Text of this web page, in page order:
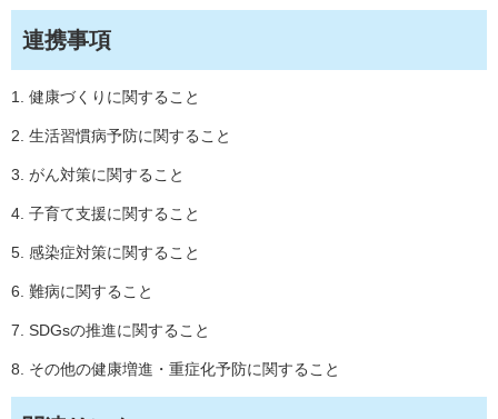
連携事項
1. 健康づくりに関すること
2. 生活習慣病予防に関すること
3. がん対策に関すること
4. 子育て支援に関すること
5. 感染症対策に関すること
6. 難病に関すること
7. SDGsの推進に関すること
8. その他の健康増進・重症化予防に関すること